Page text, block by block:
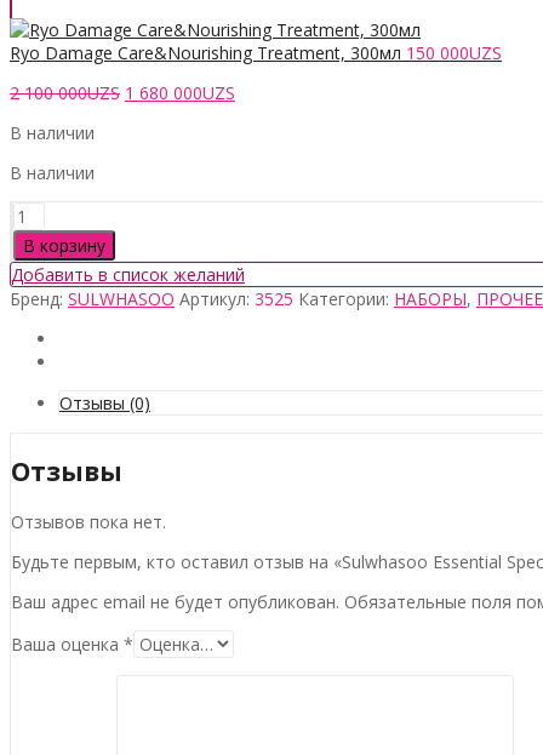
Ryo Damage Care&Nourishing Treatment, 300мл 150 000UZS
2 100 000UZS Первоначальная
1 680 000UZS
В наличии
В наличии
Количество
товара
Sulwhasoo
Essential
Special
В корзину
Добавить в список желаний
Бренд: SULWHASOO Артикул: 3525 Категории: НАБОРЫ, ПРОЧЕЕ
Отзывы (0)
Отзывы
Отзывов пока нет.
Будьте первым, кто оставил отзыв на «Sulwhasoo Essential
Ваш адрес email не будет опубликован. Обязательные поля
Ваша оценка *